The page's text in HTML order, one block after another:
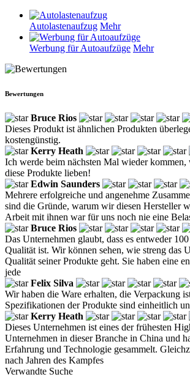
Autolastenaufzug Mehr
Werbung für Autoaufzüge Mehr
Bewertungen
Bruce Rios
Dieses Produkt ist ähnlichen Produkten
kostengünstig.
Kerry Heath
Ich werde beim nächsten Mal wieder
diese Produkte lieben!
Edwin Saunders
Mehrere erfolgreiche und angenehme
sind die Gründe, warum wir diesen Hersteller
Arbeit mit ihnen war für uns noch nie eine
Bruce Rios
Das Unternehmen glaubt, dass es entweder
Qualität ist. Wir können sehen, wie streng das
Qualität seiner Produkte geht. Sie haben eine
jede
Felix Silva
Wir haben die Ware erhalten, die Verpackung
Spezifikationen der Produkte sind einheitlich
Kerry Heath
Dieses Unternehmen ist eines der frühesten
Unternehmen in dieser Branche in China und
Erfahrung und Technologie gesammelt.
nach Jahren des Kampfes
Verwandte Suche